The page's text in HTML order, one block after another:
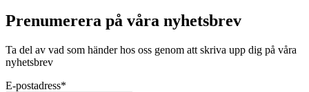
Prenumerera på våra nyhetsbrev
Ta del av vad som händer hos oss genom att skriva upp dig på våra
nyhetsbrev
E-postadress*